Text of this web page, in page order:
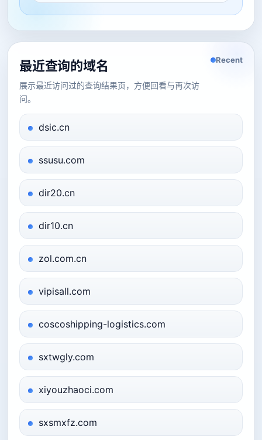
最近查询的域名
展示最近访问过的查询结果页，方便回看与再次访
问。
Recent
dsic.cn
ssusu.com
dir20.cn
dir10.cn
zol.com.cn
vipisall.com
coscoshipping-logistics.com
sxtwgly.com
xiyouzhaoci.com
sxsmxfz.com